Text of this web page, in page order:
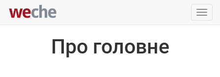
Про головне